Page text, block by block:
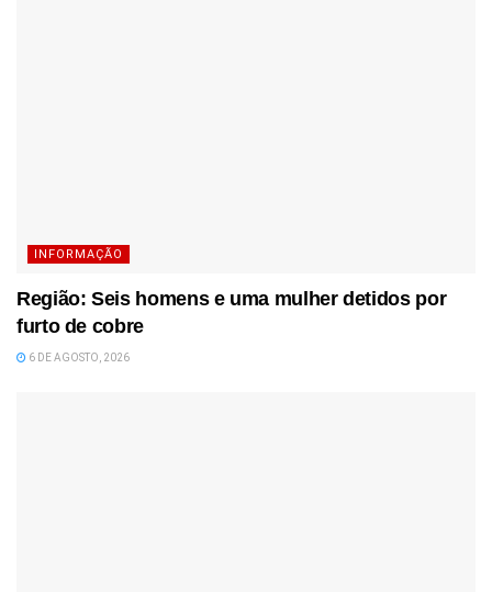
INFORMAÇÃO
Região: Seis homens e uma mulher detidos por
furto de cobre
6 DE AGOSTO, 2026